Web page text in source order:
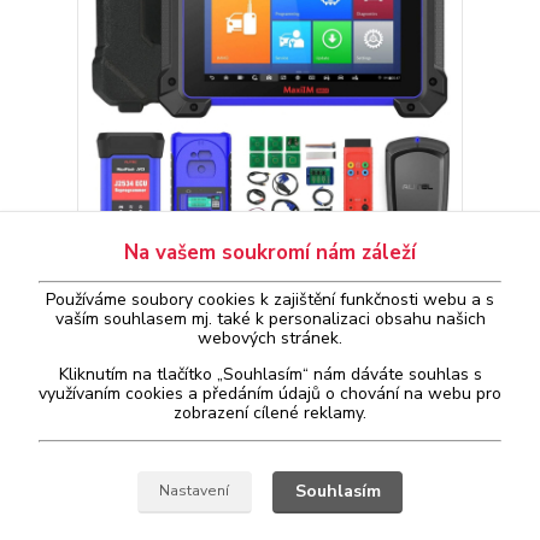
Autel MaxIM IM608 II Pro
91 900 Kč/ ks 1-2 ks skladem
Přidat do košíku
strana z 1
Na vašem soukromí nám záleží
Používáme soubory cookies k zajištění funkčnosti webu a s
vaším souhlasem mj. také k personalizaci obsahu našich
webových stránek.
Kliknutím na tlačítko „Souhlasím“ nám dáváte souhlas s
využívaním cookies a předáním údajů o chování na webu pro
zobrazení cílené reklamy.
Nastavení Souhlasím